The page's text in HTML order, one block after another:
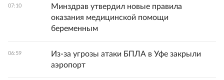
07:10
Минздрав утвердил новые правила
оказания медицинской помощи
беременным
06:59
Из-за угрозы атаки БПЛА в Уфе закрыли
аэропорт